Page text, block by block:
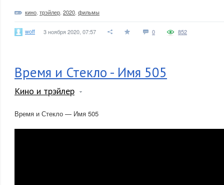
кино трэйлер 2020 фильмы
woff 3 ноября 2020, 07:57 0 852
Время и Стекло - Имя 505
Кино и трэйлер
Время и Стекло — Имя 505